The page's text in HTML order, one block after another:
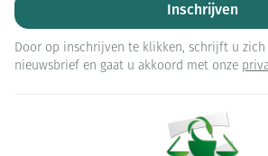
Inschrijven
Door op inschrijven te klikken, schrijft u
nieuwsbrief en gaat u akkoord met onze